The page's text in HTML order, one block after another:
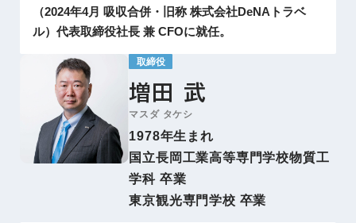
（2024年4月 吸収合併・旧称 株式会社DeNAトラベ
ル）代表取締役社長 兼 CFOに就任。
取締役
増田 武
マスダ タケシ
1978年生まれ
国立長岡工業高等専門学校物質工
学科 卒業
東京観光専門学校 卒業